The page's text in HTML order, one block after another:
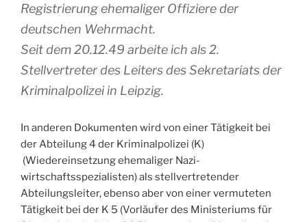
Registrierung ehemaliger Offiziere der
deutschen Wehrmacht.
Seit dem 20.12.49 arbeite ich als 2.
Stellvertreter des Leiters des Sekretariats der
Kriminalpolizei in Leipzig.
In anderen Dokumenten wird von einer Tätigkeit bei
der Abteilung 4 der Kriminalpolizei (K)
(Wiedereinsetzung ehemaliger Nazi-
wirtschaftsspezialisten) als stellvertretender
Abteilungsleiter, ebenso aber von einer vermuteten
Tätigkeit bei der K 5 (Vorläufer des Ministeriums für